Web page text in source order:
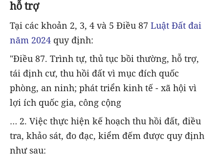
hỗ trợ
Tại các khoản 2, 3, 4 và 5 Điều 87 Luật Đất đai
năm 2024 quy định:
"Điều 87. Trình tự, thủ tục bồi thường, hỗ trợ,
tái định cư, thu hồi đất vì mục đích quốc
phòng, an ninh; phát triển kinh tế - xã hội vì
lợi ích quốc gia, công cộng
… 2. Việc thực hiện kế hoạch thu hồi đất, điều
tra, khảo sát, đo đạc, kiểm đếm được quy định
như sau: